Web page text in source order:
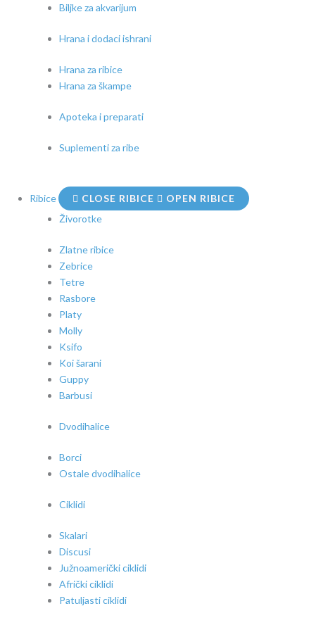
Biljke za akvarijum
Hrana i dodaci ishrani
Hrana za ribice
Hrana za škampe
Apoteka i preparati
Suplementi za ribe
Ribice CLOSE RIBICE
OPEN RIBICE
Živorotke
Zlatne ribice
Zebrice
Tetre
Rasbore
Platy
Molly
Ksifo
Koi šarani
Guppy
Barbusi
Dvodihalice
Borci
Ostale dvodihalice
Ciklidi
Skalari
Discusi
Južnoamerički ciklidi
Afrički ciklidi
Patuljasti ciklidi